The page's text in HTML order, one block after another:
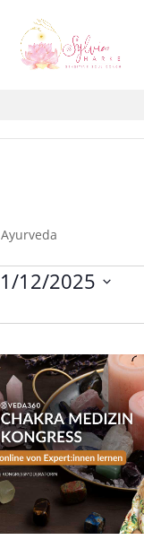
Ayurveda
1/12/2025